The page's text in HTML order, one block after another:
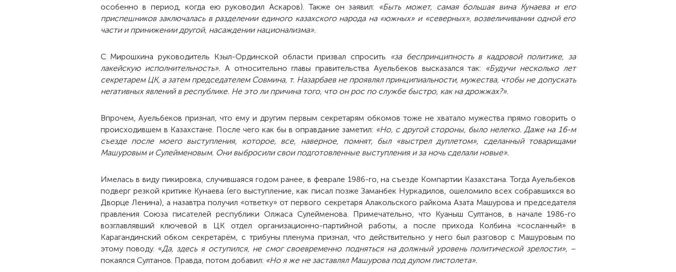
особенно в период, когда ею руководил Аскаров). Также он заявил: «Быть может, самая большая вина Кунаева и его
приспешников заключалась в разделении единого казахского народа на «южных» и «северных», возвеличивании одной его
части и принижении другой, насаждении национализма».
С Мирошхина руководитель Кзыл-Ординской области призвал спросить
«за беспринципность в кадровой политике, за
лакейскую исполнительность». А относительно главы правительства Ауельбеков высказался так:
«Будучи несколько лет
секретарем ЦК, а затем председателем Совмина, т. Назарбаев не проявлял принципиальности, мужества, чтобы не допускать
негативных явлений в республике. Не это ли причина того, что он рос по службе быстро, как на дрожжах?».
Впрочем, Ауельбеков признал, что ему и другим первым секретарям обкомов тоже не хватало мужества прямо говорить о
происходившем в Казахстане. После чего как бы в оправдание заметил: «Но, с другой стороны, было нелегко. Даже на 16-м
съезде после моего выступления, которое, все, наверное, помнят, был «выстрел дуплетом», сделанный товарищами
Машуровым и Сулейменовым. Они выбросили свои подготовленные выступления и за ночь сделали новые».
Имелась в виду пикировка, случившаяся годом ранее, в феврале 1986-го, на съезде Компартии Казахстана. Тогда Ауельбеков
подверг резкой критике Кунаева (его выступление, как писал позже Заманбек Нуркадилов, ошеломило всех собравшихся во
Дворце Ленина), а назавтра получил «ответку» от первого секретаря Алакольского райкома Азата Машурова и председателя
правления Союза писателей республики Олжаса Сулейменова. Примечательно, что Куаныш Султанов, в начале 1986-го
возглавлявший ключевой в ЦК отдел организационно-партийной работы, а после прихода Колбина «сосланный» в
Карагандинский обком секретарём, с трибуны пленума признал, что действительно у него был разговор с Машуровым по
этому поводу. «Да, здесь я оступился, не смог своевременно подняться на должный уровень политической зрелости», –
покаялся Султанов. Правда, потом добавил: «Но я же не заставлял Машурова под дулом пистолета».